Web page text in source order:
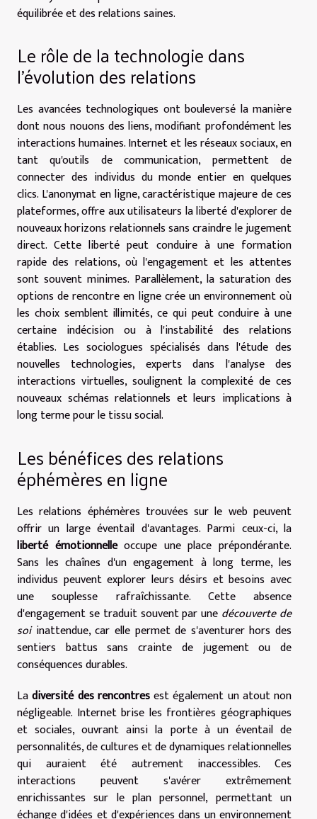
équilibrée et des relations saines.
Le rôle de la technologie dans
l'évolution des relations
Les avancées technologiques ont bouleversé la manière
dont nous nouons des liens, modifiant profondément les
interactions humaines. Internet et les réseaux sociaux, en
tant qu'outils de communication, permettent de
connecter des individus du monde entier en quelques
clics. L'anonymat en ligne, caractéristique majeure de ces
plateformes, offre aux utilisateurs la liberté d'explorer de
nouveaux horizons relationnels sans craindre le jugement
direct. Cette liberté peut conduire à une formation
rapide des relations, où l'engagement et les attentes
sont souvent minimes. Parallèlement, la saturation des
options de rencontre en ligne crée un environnement où
les choix semblent illimités, ce qui peut conduire à une
certaine indécision ou à l'instabilité des relations
établies. Les sociologues spécialisés dans l'étude des
nouvelles technologies, experts dans l'analyse des
interactions virtuelles, soulignent la complexité de ces
nouveaux schémas relationnels et leurs implications à
long terme pour le tissu social.
Les bénéfices des relations
éphémères en ligne
Les relations éphémères trouvées sur le web peuvent
offrir un large éventail d'avantages. Parmi ceux-ci, la
liberté émotionnelleoccupe une place prépondérante.
Sans les chaînes d'un engagement à long terme, les
individus peuvent explorer leurs désirs et besoins avec
une souplesse rafraîchissante. Cette absence
d'engagement se traduit souvent par une découverte de
soiinattendue, car elle permet de s'aventurer hors des
sentiers battus sans crainte de jugement ou de
conséquences durables.
Ladiversité des rencontresest également un atout non
négligeable. Internet brise les frontières géographiques
et sociales, ouvrant ainsi la porte à un éventail de
personnalités, de cultures et de dynamiques relationnelles
qui auraient été autrement inaccessibles. Ces
interactions peuvent s'avérer extrêmement
enrichissantes sur le plan personnel, permettant un
échange d'idées et d'expériences dans un environnement